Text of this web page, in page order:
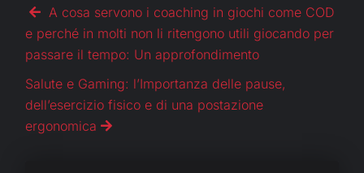
A cosa servono i coaching in giochi come COD
e perché in molti non li ritengono utili giocando per
passare il tempo: Un approfondimento
Salute e Gaming: l’Importanza delle pause,
dell’esercizio fisico e di una postazione
ergonomica